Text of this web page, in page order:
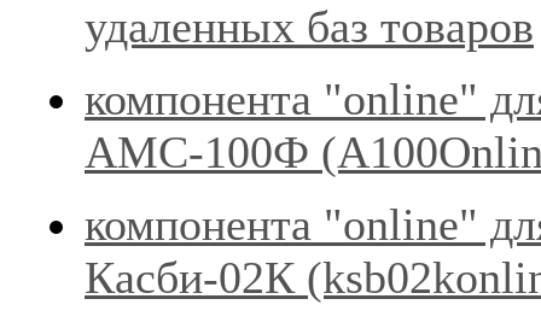
удаленных баз товаров
компонента "online"
АМС-100Ф
компонента "online"
Касби-02К